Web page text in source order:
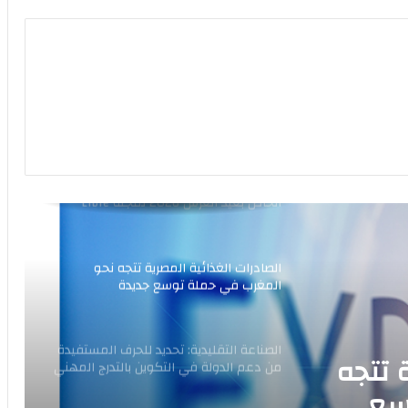
المغرب في حملة توسع جديدة
الصناعة التقليدية: تحديد للحرف المستفيدة
من دعم الدولة في التكوين بالتدرج المهني
بطولة وطنية بطنجة: أكادير تتوج بعرش
الحلاقة المغربية في ليلة بيضاء